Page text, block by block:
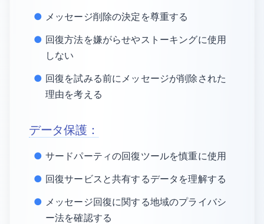
メッセージ削除の決定を尊重する
回復方法を嫌がらせやストーキングに使用
しない
回復を試みる前にメッセージが削除された
理由を考える
データ保護：
サードパーティの回復ツールを慎重に使用
回復サービスと共有するデータを理解する
メッセージ回復に関する地域のプライバシ
ー法を確認する